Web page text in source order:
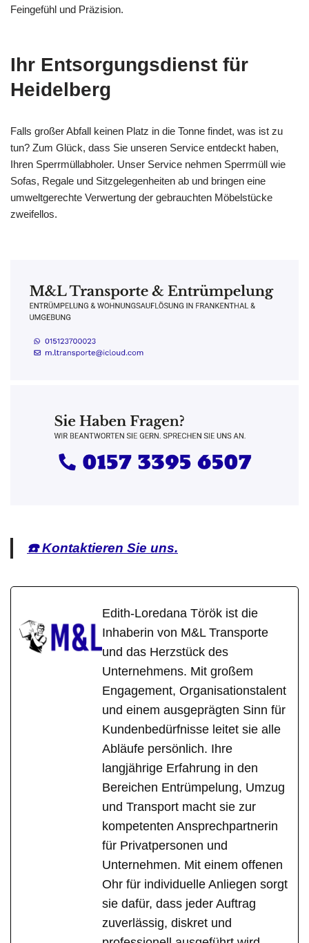
Feingefühl und Präzision.
Ihr Entsorgungsdienst für
Heidelberg
Falls großer Abfall keinen Platz in die Tonne findet, was ist zu
tun? Zum Glück, dass Sie unseren Service entdeckt haben,
Ihren Sperrmüllabholer. Unser Service nehmen Sperrmüll wie
Sofas, Regale und Sitzgelegenheiten ab und bringen eine
umweltgerechte Verwertung der gebrauchten Möbelstücke
zweifellos.
☎️ Kontaktieren Sie uns.
Edith-Loredana Török ist die
Inhaberin von M&L Transporte
und das Herzstück des
Unternehmens. Mit großem
Engagement, Organisationstalent
und einem ausgeprägten Sinn für
Kundenbedürfnisse leitet sie alle
Abläufe persönlich. Ihre
langjährige Erfahrung in den
Bereichen Entrümpelung, Umzug
und Transport macht sie zur
kompetenten Ansprechpartnerin
für Privatpersonen und
Unternehmen. Mit einem offenen
Ohr für individuelle Anliegen sorgt
sie dafür, dass jeder Auftrag
zuverlässig, diskret und